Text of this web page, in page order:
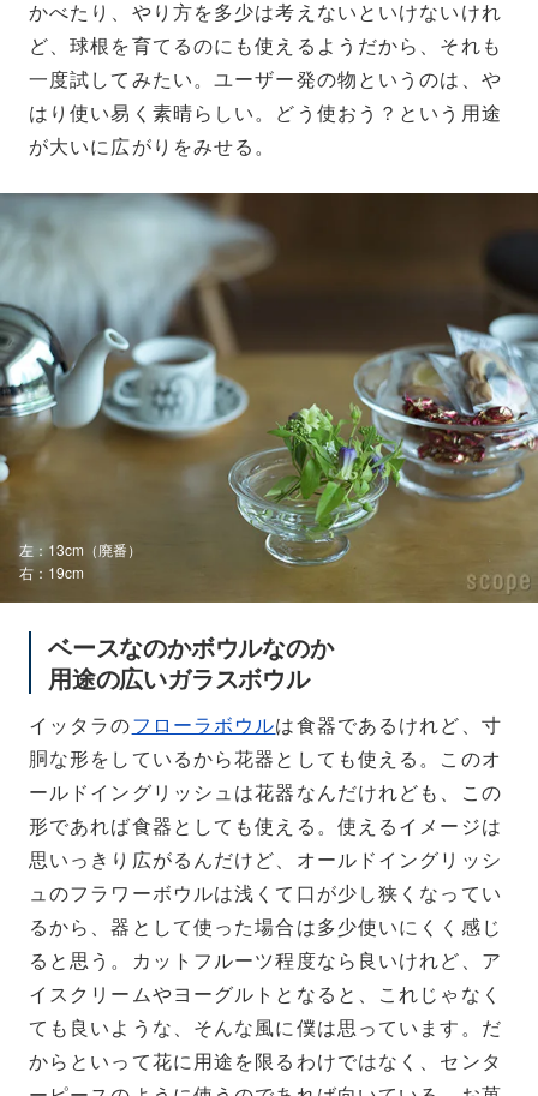
かべたり、やり方を多少は考えないといけないけれ
ど、球根を育てるのにも使えるようだから、それも
一度試してみたい。ユーザー発の物というのは、や
はり使い易く素晴らしい。どう使おう？という用途
が大いに広がりをみせる。
左：13cm（廃番）
右：19cm
ベースなのかボウルなのか
用途の広いガラスボウル
イッタラのフローラボウルは食器であるけれど、寸
胴な形をしているから花器としても使える。このオ
ールドイングリッシュは花器なんだけれども、この
形であれば食器としても使える。使えるイメージは
思いっきり広がるんだけど、オールドイングリッシ
ュのフラワーボウルは浅くて口が少し狭くなってい
るから、器として使った場合は多少使いにくく感じ
ると思う。カットフルーツ程度なら良いけれど、ア
イスクリームやヨーグルトとなると、これじゃなく
ても良いような、そんな風に僕は思っています。だ
からといって花に用途を限るわけではなく、センタ